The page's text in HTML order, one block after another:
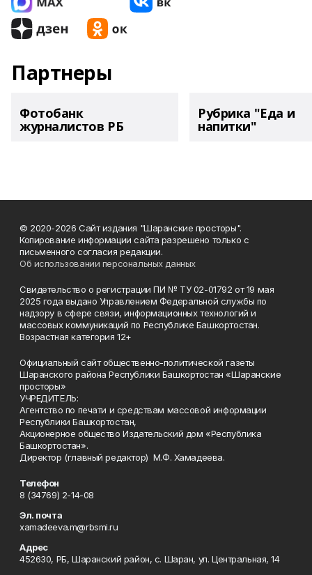
Партнеры
Фотобанк
журналистов РБ
Рубрика "Еда и
напитки"
© 2020-2026 Сайт издания "Шаранские просторы".
Копирование информации сайта разрешено только с
письменного согласия редакции.
Об использовании персональных данных
Свидетельство о регистрации ПИ № ТУ 02-01792 от 19 мая
2025 года выдано Управлением Федеральной службы по
надзору в сфере связи, информационных технологий и
массовых коммуникаций по Республике Башкортостан.
Возрастная категория 12+
Официальный сайт общественно-политической газеты
Шаранского района Республики Башкортостан «Шаранские
просторы»
УЧРЕДИТЕЛЬ:
Агентство по печати и средствам массовой информации
Республики Башкортостан,
Акционерное общество Издательский дом «Республика
Башкортостан».
Директор (главный редактор) М.Ф. Хамадеева.
Телефон
8 (34769) 2-14-08
Эл. почта
xamadeeva.m@rbsmi.ru
Адрес
452630, РБ, Шаранский район, с. Шаран, ул. Центральная, 14